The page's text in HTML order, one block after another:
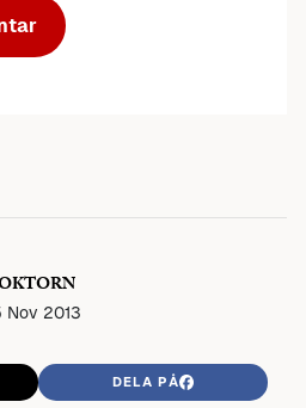
Nov 2013
DELA PÅ